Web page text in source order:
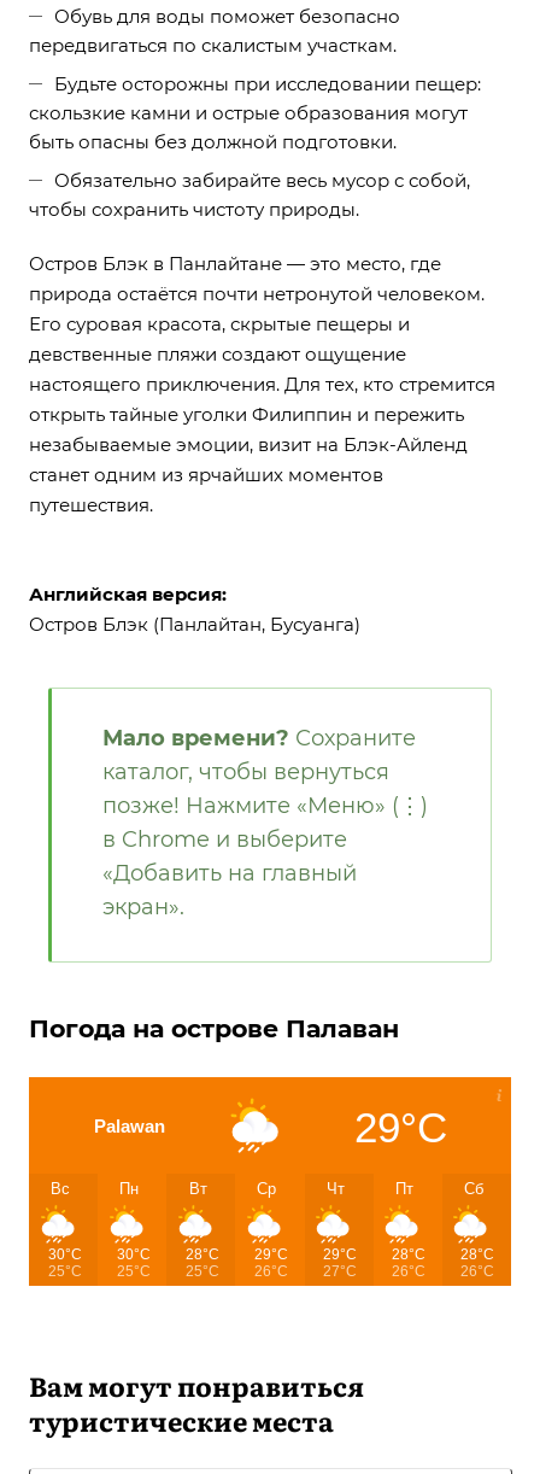
Обувь для воды поможет безопасно
передвигаться по скалистым участкам.
Будьте осторожны при исследовании пещер:
скользкие камни и острые образования могут
быть опасны без должной подготовки.
Обязательно забирайте весь мусор с собой,
чтобы сохранить чистоту природы.
Остров Блэк в Панлайтане — это место, где
природа остаётся почти нетронутой человеком.
Его суровая красота, скрытые пещеры и
девственные пляжи создают ощущение
настоящего приключения. Для тех, кто стремится
открыть тайные уголки Филиппин и пережить
незабываемые эмоции, визит на Блэк-Айленд
станет одним из ярчайших моментов
путешествия.
Английская версия:
Остров Блэк (Панлайтан, Бусуанга)
Мало времени? Сохраните
каталог, чтобы вернуться
позже! Нажмите «Меню» (⋮)
в Chrome и выберите
«Добавить на главный
экран».
Погода на острове Палаван
Palawan 29°C
Вс
30°C
25°C
Пн
30°C
25°C
Вт
28°C
25°C
Ср
29°C
26°C
Чт
29°C
27°C
Пт
28°C
26°C
Сб
28°C
26°C
Вам могут понравиться
туристические места